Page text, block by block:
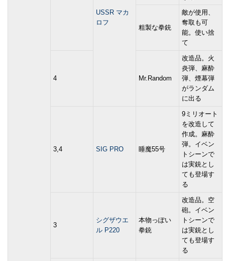
USSR マカ
ロフ
粗製な拳銃
敵が使用、
奪取も可
能。使い捨
て
4 Mr.Random
改造品。火
炎弾、麻酔
弾、煙幕弾
がランダム
に出る
3,4 SIG PRO 睡魔55号
9ミリオート
を改造して
作成。麻酔
弾。イベン
トシーンで
は実銃とし
ても登場す
る
3
シグザウエ
ル P220
本物っぽい
拳銃
改造品。空
砲。イベン
トシーンで
は実銃とし
ても登場す
る